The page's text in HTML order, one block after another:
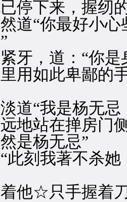
下来，握纫
“你最好小心
，道：“你是
用如此卑鄙的
“我是杨无忌
站在掸房门侧
是杨无忌”
刻我著不杀她
☆只手握着刀